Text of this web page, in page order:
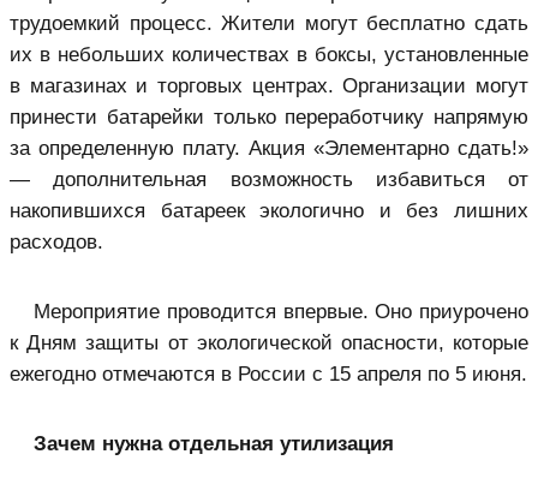
трудоемкий процесс. Жители могут бесплатно сдать
их в небольших количествах в боксы, установленные
в магазинах и торговых центрах. Организации могут
принести батарейки только переработчику напрямую
за определенную плату. Акция «Элементарно сдать!»
— дополнительная возможность избавиться от
накопившихся батареек экологично и без лишних
расходов.
Мероприятие проводится впервые. Оно приурочено
к Дням защиты от экологической опасности, которые
ежегодно отмечаются в России с 15 апреля по 5 июня.
Зачем нужна отдельная утилизация